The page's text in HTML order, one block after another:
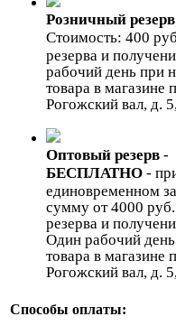
Розничный резерв
Стоимость: 400
резерва и
рабочий день при
товара в магазине
Рогожский вал, д.
Оптовый резерв -
БЕСПЛАТНО -
единовременном
сумму от 4000
резерва и
Один рабочий
товара в магазине
Рогожский вал, д.
Способы оплаты: